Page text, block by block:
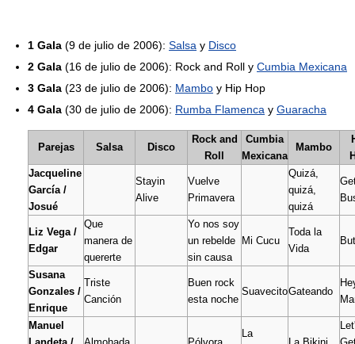
1 Gala (9 de julio de 2006): Salsa y Disco
2 Gala (16 de julio de 2006): Rock and Roll y Cumbia Mexicana
3 Gala (23 de julio de 2006): Mambo y Hip Hop
4 Gala (30 de julio de 2006): Rumba Flamenca y Guaracha
Parejas Salsa Disco
Rock and
Roll
Cumbia
Mexicana
Mambo
Jacqueline
García /
Josué
Stayin
Alive
Vuelve
Primavera
Quizá,
quizá,
quizá
Liz Vega /
Edgar
Que
manera de
quererte
Yo nos soy
un rebelde
sin causa
Mi Cucu
Toda la
Vida
Susana
Gonzales /
Enrique
Triste
Canción
Buen rock
esta noche
SuavecitoGateando
Manuel
La